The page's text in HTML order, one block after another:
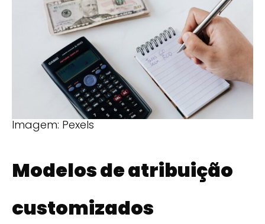
Imagem: Pexels
Modelos de atribuição
customizados